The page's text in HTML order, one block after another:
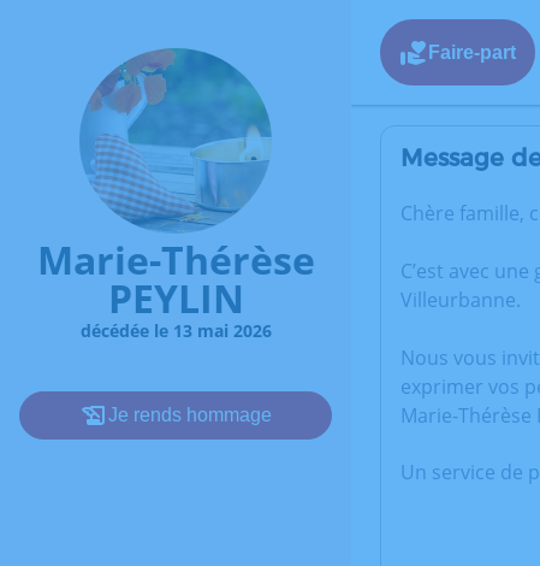
Marie-Thérèse
PEYLIN
décédée le 13 mai 2026
Je rends hommage
Faire-part
Message
Chère famille,
C’est avec
Villeurbanne.
Nous vous
exprimer vos
Marie-Thérèse
Un service de